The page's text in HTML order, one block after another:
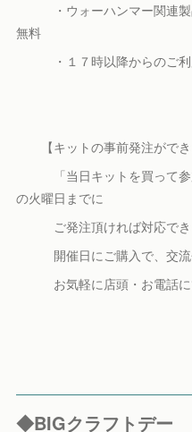
・ウォーハンマー関連製
無料
・１７時以降からのご利
【キットの事前発注ができ
「当日キットを買って参
の火曜日までに
ご発注頂ければ対応でき
開催日にご購入で、交流
お気軽に店頭・お電話に
◆BIGクラフトデー